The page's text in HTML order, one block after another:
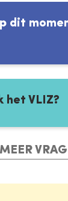
dit
het VLIZ?
MEER